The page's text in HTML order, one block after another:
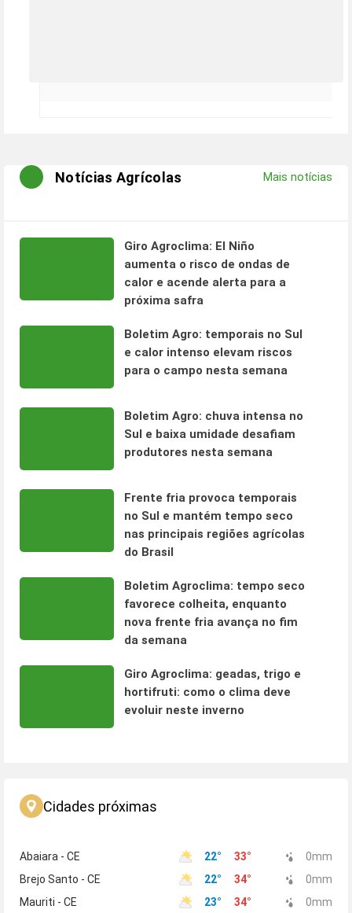
Notícias Agrícolas Mais notícias
Giro Agroclima: El Niño
aumenta o risco de ondas de
calor e acende alerta para a
próxima safra
Boletim Agro: temporais no Sul
e calor intenso elevam riscos
para o campo nesta semana
Boletim Agro: chuva intensa no
Sul e baixa umidade desafiam
produtores nesta semana
Frente fria provoca temporais
no Sul e mantém tempo seco
nas principais regiões agrícolas
do Brasil
Boletim Agroclima: tempo seco
favorece colheita, enquanto
nova frente fria avança no fim
da semana
Giro Agroclima: geadas, trigo e
hortifruti: como o clima deve
evoluir neste inverno
Cidades próximas
Abaiara - CE 22° 33° 0mm
Brejo Santo - CE
22° 34° 0mm
Mauriti - CE
23° 34° 0mm